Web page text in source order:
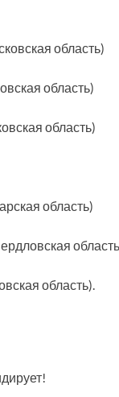
область)
область)
область)
область)
область).